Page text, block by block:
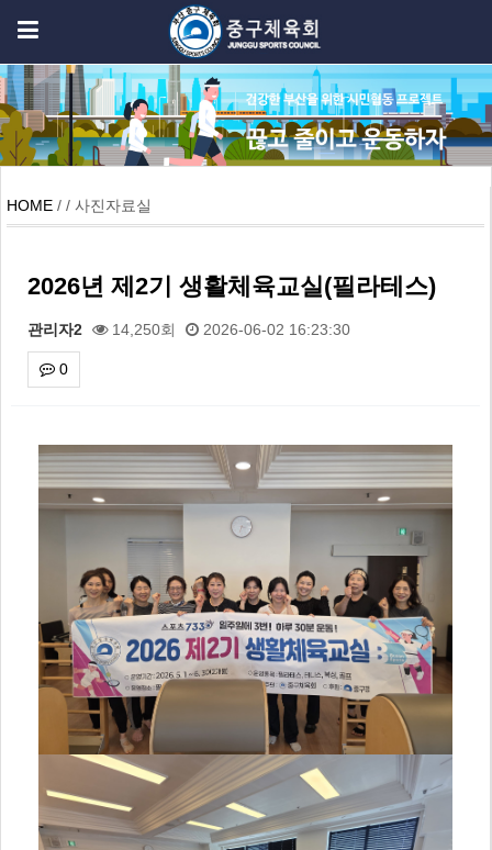
HOME / / 사진자료실
2026년 제2기 생활체육교실(필라테스)
관리자2 14,250회 2026-06-02 16:23:30
0